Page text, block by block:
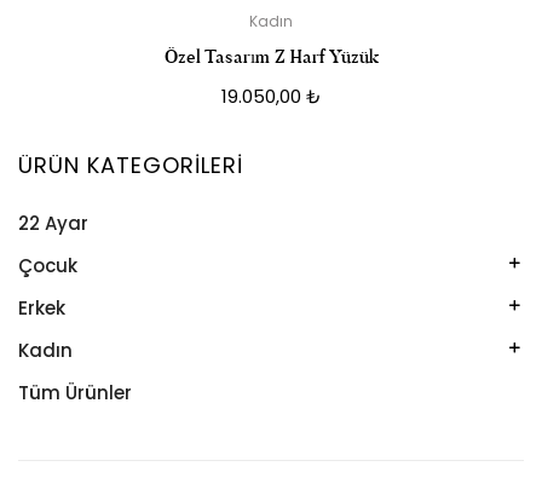
Kadın
Özel Tasarım Z Harf Yüzük
19.050,00 ₺
ÜRÜN KATEGORILERI
22 Ayar
Çocuk
Kelepçe
Kolye
Künye
Erkek
Kelepçe
Künye
Kadın
Bileklik
Tüm Ürünler